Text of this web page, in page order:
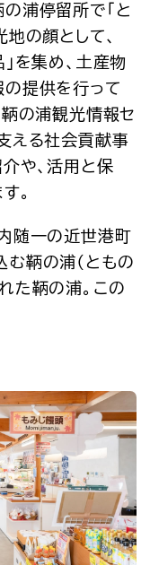
浦停留所で「と
の顔として、
」を集め、土産物
の提供を行って
鞆の浦観光情報セ
える社会貢献事
や、活用と保
。
随一の近世港町
鞆の浦（ともの
た鞆の浦。この